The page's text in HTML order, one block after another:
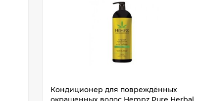
Кондиционер для повреждённых